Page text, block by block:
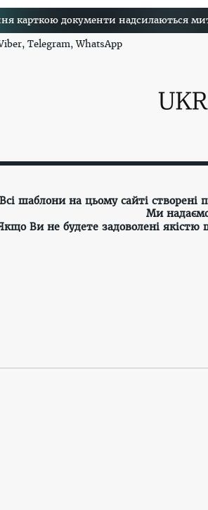
карткою документи надсилаються
Telegram, WhatsApp
Всі шаблони на цьому сайті
Ми
Ви не будете задоволені